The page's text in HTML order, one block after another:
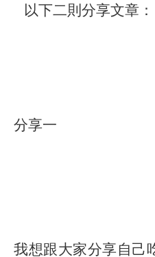
以下二則分享文章：
分享一
我想跟大家分享自己